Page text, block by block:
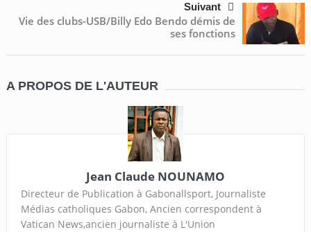
Suivant
Vie des clubs-USB/Billy Edo Bendo démis de
ses fonctions
A PROPOS DE L'AUTEUR
Jean Claude NOUNAMO
Directeur de Publication à Gabonallsport, Journaliste
Médias catholiques Gabon, Ancien correspondent à
Vatican News,ancien journaliste à L'Union